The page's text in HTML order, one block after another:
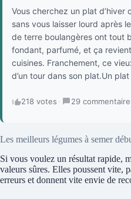
Vous cherchez un plat d’hiver
sans vous laisser lourd après
de terre boulangères ont tout
fondant, parfumé, et ça
cuisines. Franchement, ce
d’un tour dans son plat.Un
218 votes · 29
Les meilleurs légumes à semer
Si vous voulez un résultat rapide,
valeurs sûres. Elles poussent vite,
erreurs et donnent vite envie de